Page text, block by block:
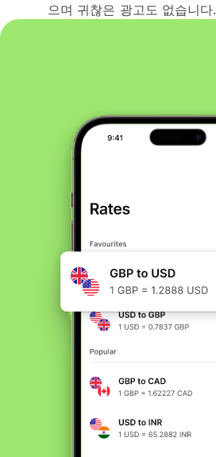
으며 귀찮은 광고도 없습니다.